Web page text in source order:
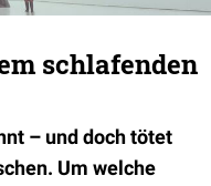
schlafenden
– und doch tötet
Um welche